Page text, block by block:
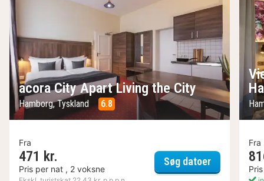
acora City Apart Living the City
Hamborg, Tyskland 6.8
Fra
471 kr.
Pris per nat , 2 voksne
Søg datoeracora City
Fra